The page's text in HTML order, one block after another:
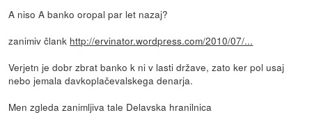
A niso A banko oropal par let nazaj?
zanimiv člank http://ervinator.wordpress.com/2010/07/...
Verjetn je dobr zbrat banko k ni v lasti države, zato ker pol usaj
nebo jemala davkoplačevalskega denarja.
Men zgleda zanimljiva tale Delavska hranilnica